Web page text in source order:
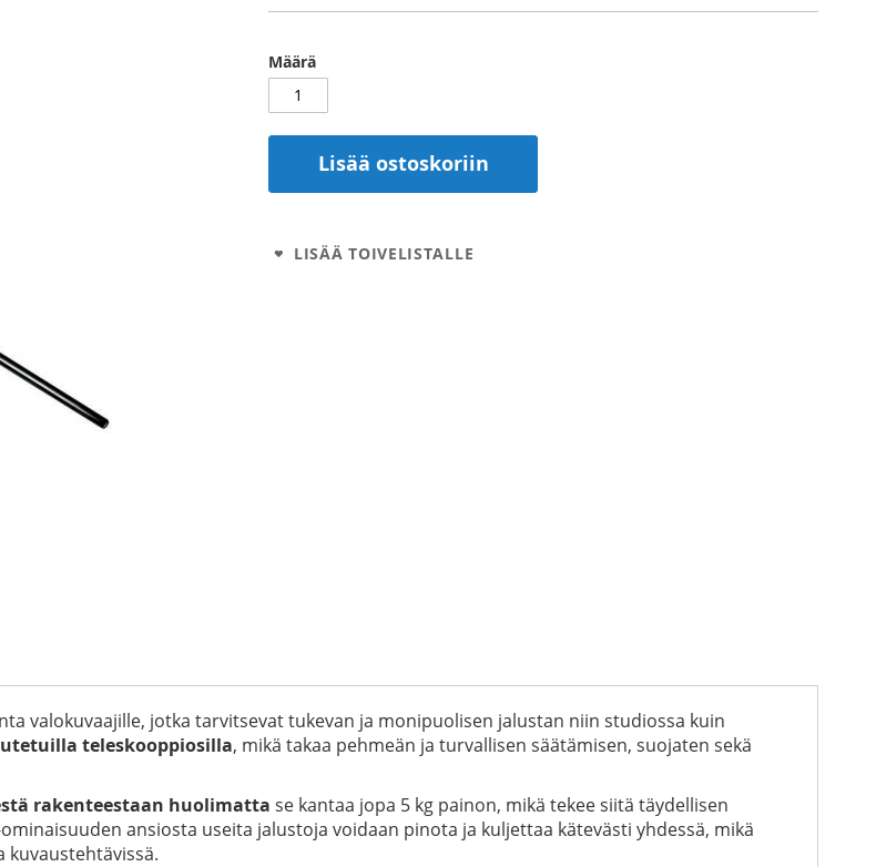
Määrä
Lisää ostoskoriin
LISÄÄ TOIVELISTALLE
valokuvaajille, jotka tarvitsevat tukevan ja monipuolisen jalustan niin studiossa kuin
teleskooppiosilla, mikä takaa pehmeän ja turvallisen säätämisen, suojaten sekä
rakenteestaan huolimatta se kantaa jopa 5 kg painon, mikä tekee siitä täydellisen
ansiosta useita jalustoja voidaan pinota ja kuljettaa kätevästi yhdessä, mikä
kuvaustehtävissä.